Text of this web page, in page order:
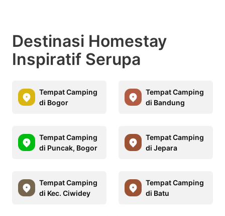
Destinasi Homestay
Inspiratif Serupa
Tempat Camping
di Bogor
Tempat Camping
di Bandung
Tempat Camping
di Puncak, Bogor
Tempat Camping
di Jepara
Tempat Camping
di Kec. Ciwidey
Tempat Camping
di Batu